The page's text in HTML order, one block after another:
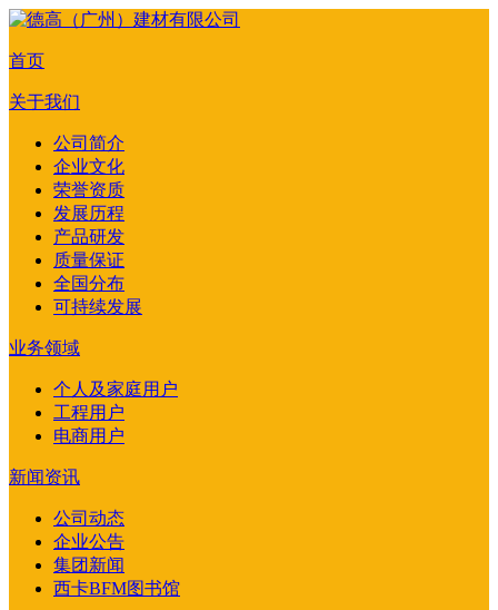
首页
关于我们
公司简介
企业文化
荣誉资质
发展历程
产品研发
质量保证
全国分布
可持续发展
业务领域
个人及家庭用户
工程用户
电商用户
新闻资讯
公司动态
企业公告
集团新闻
西卡BFM图书馆